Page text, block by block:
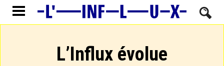
L’Influx évolue